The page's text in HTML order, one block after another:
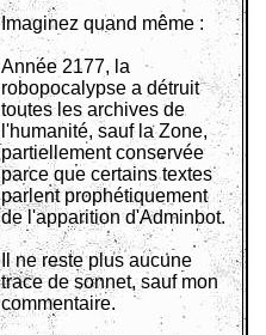
Imaginez quand même :
Année 2177, la
robopocalypse a détruit
toutes les archives de
l'humanité, sauf la Zone,
partiellement conservée
parce que certains textes
parlent prophétiquement
de l'apparition d'Adminbot.
Il ne reste plus aucune
trace de sonnet, sauf mon
commentaire.